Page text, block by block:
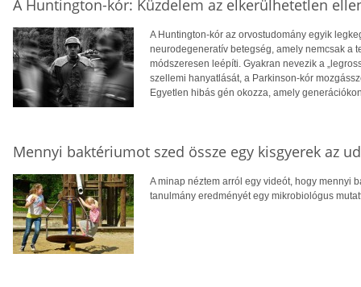
A Huntington-kór: Küzdelem az elkerülhetetlen
A Huntington-kór az orvostudomány egyik
neurodegeneratív betegség, amely nemcsak a
módszeresen leépíti. Gyakran nevezik a
szellemi hanyatlását, a Parkinson-kór
Egyetlen hibás gén okozza, amely
Mennyi baktériumot szed össze egy kisgyerek az
A minap néztem arról egy videót, hogy mennyi
tanulmány eredményét egy mikrobiológus